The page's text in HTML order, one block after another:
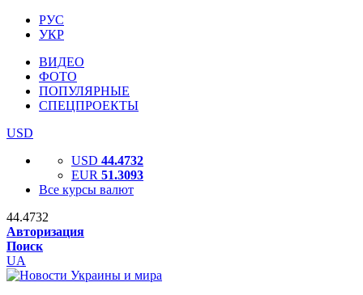
РУС
УКР
ВИДЕО
ФОТО
ПОПУЛЯРНЫЕ
СПЕЦПРОЕКТЫ
USD
USD 44.4732
EUR 51.3093
Все курсы валют
44.4732
Авторизация
Поиск
UA